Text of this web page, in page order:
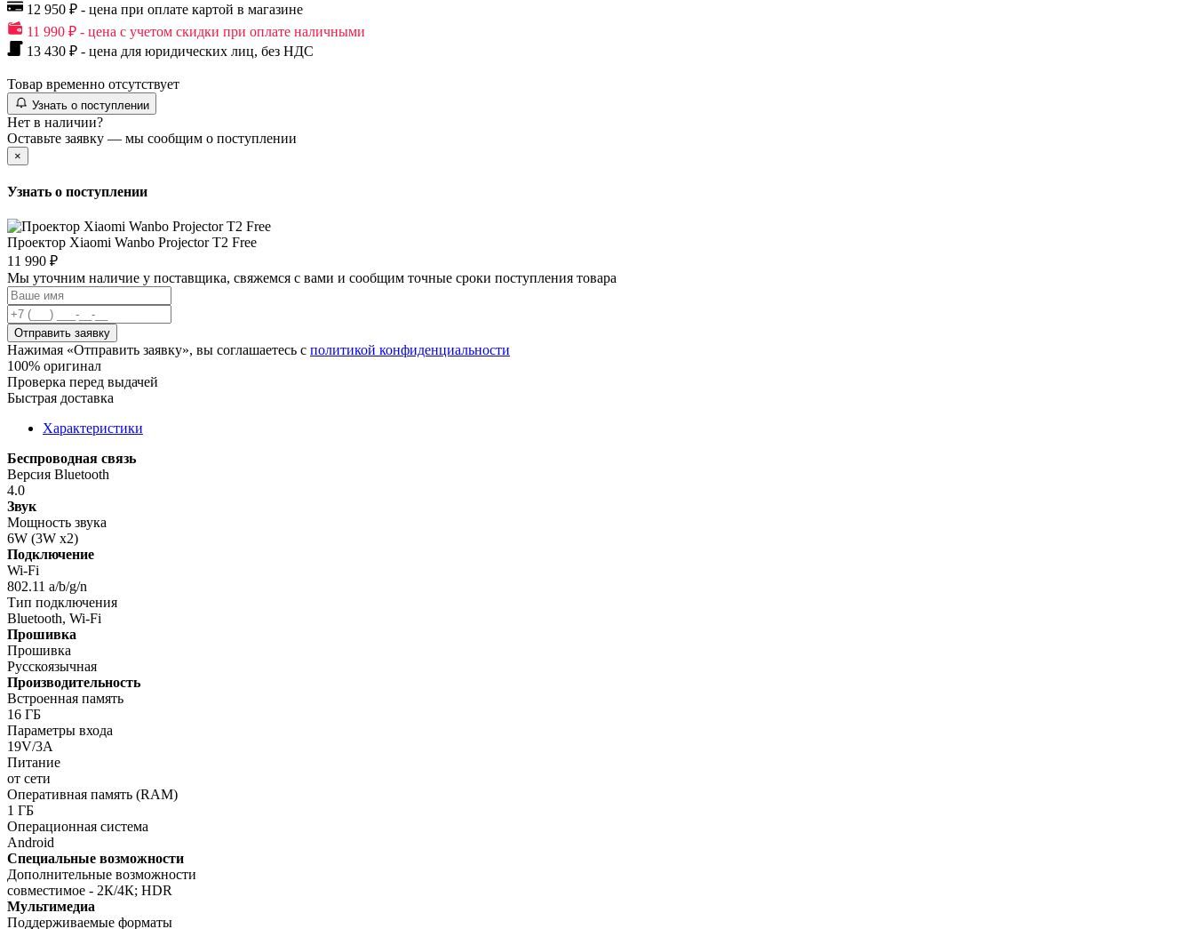
12 950 ₽ - цена при оплате картой в магазине
11 990 ₽ - цена с учетом скидки при оплате наличными
13 430 ₽ - цена для юридических лиц, без НДС
Товар временно отсутствует
Узнать о поступлении
Нет в наличии?
Оставьте заявку — мы сообщим о поступлении
×
Узнать о поступлении
Проектор Xiaomi Wanbo Projector T2 Free
11 990 ₽
Мы уточним наличие у поставщика, свяжемся с вами и сообщим точные сроки поступления товара
Отправить заявку
Нажимая «Отправить заявку», вы соглашаетесь с политикой конфиденциальности
100% оригинал
Проверка перед выдачей
Быстрая доставка
Характеристики
Беспроводная связь
Версия Bluetooth
4.0
Звук
Мощность звука
6W (3W х2)
Подключение
Wi-Fi
802.11 a/b/g/n
Тип подключения
Bluetooth, Wi-Fi
Прошивка
Прошивка
Русскоязычная
Производительность
Встроенная память
16 ГБ
Параметры входа
19V/3A
Питание
от сети
Оперативная память (RAM)
1 ГБ
Операционная система
Android
Специальные возможности
Дополнительные возможности
совместимое - 2К/4К; HDR
Мультимедиа
Поддерживаемые форматы